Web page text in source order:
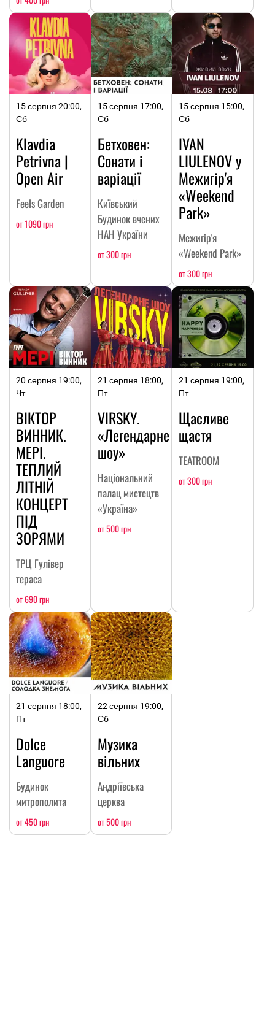
15 серпня 20:00,
Сб
Klavdia
Petrivna |
Open Air
Feels Garden
от 1090 грн
15 серпня 17:00,
Сб
Бетховен:
Сонати і
варіації
Київський
Будинок вчених
НАН України
от 300 грн
15 серпня 15:00,
Сб
IVAN
LIULENOV у
Межигір'я
«Weekend
Park»
Межигір'я
«Weekend Park»
от 300 грн
20 серпня 19:00,
Чт
ВІКТОР
ВИННИК.
МЕРІ.
ТЕПЛИЙ
ЛІТНІЙ
КОНЦЕРТ
ПІД
ЗОРЯМИ
ТРЦ Гулівер
тераса
от 690 грн
21 серпня 18:00,
Пт
VIRSKY.
«Легендарне
шоу»
Національний
палац мистецтв
«Україна»
от 500 грн
21 серпня 19:00,
Пт
Щасливе
щастя
TEATROOM
от 300 грн
21 серпня 18:00,
Пт
Dolce
Languore
Будинок
митрополита
от 450 грн
22 серпня 19:00,
Сб
Музика
вільних
Андріївська
церква
от 500 грн